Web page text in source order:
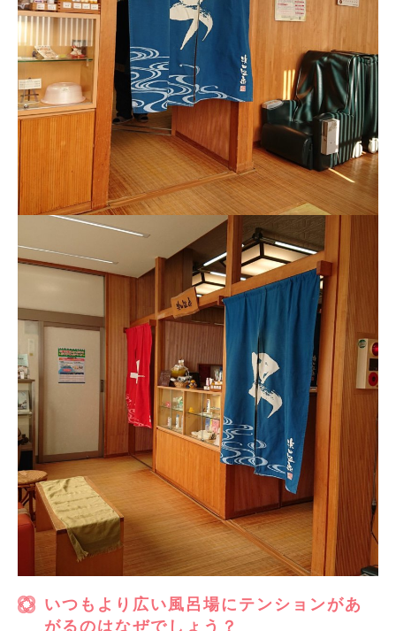
いつもより広い風呂場にテンションがあ
がるのはなぜでしょう？